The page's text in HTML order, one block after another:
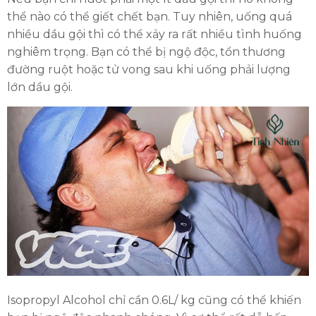
thể nào có thể giết chết bạn. Tuy nhiên, uống quá
nhiều dầu gội thì có thể xảy ra rất nhiều tình huống
nghiêm trọng. Bạn có thể bị ngộ độc, tổn thương
đường ruột hoặc tử vong sau khi uống phải lượng
lớn dầu gội.
Isopropyl Alcohol chỉ cần 0.6L/ kg cũng có thể khiến